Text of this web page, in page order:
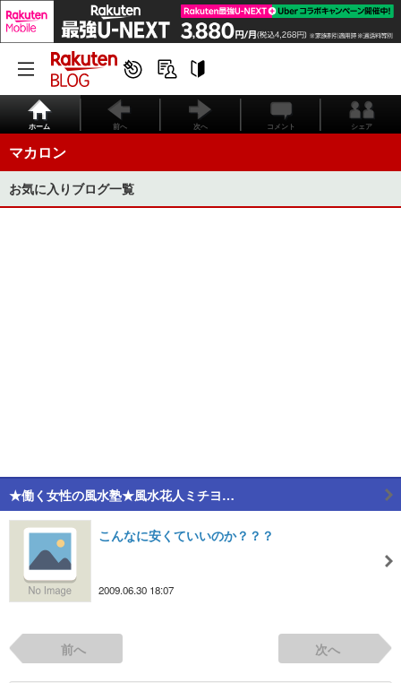
ホーム 前へ 次へ コメント シェア
マカロン
お気に入りブログ一覧
★働く女性の風水塾★風水花人ミチヨ…
こんなに安くていいのか？？？
2009.06.30 18:07
前へ 次へ